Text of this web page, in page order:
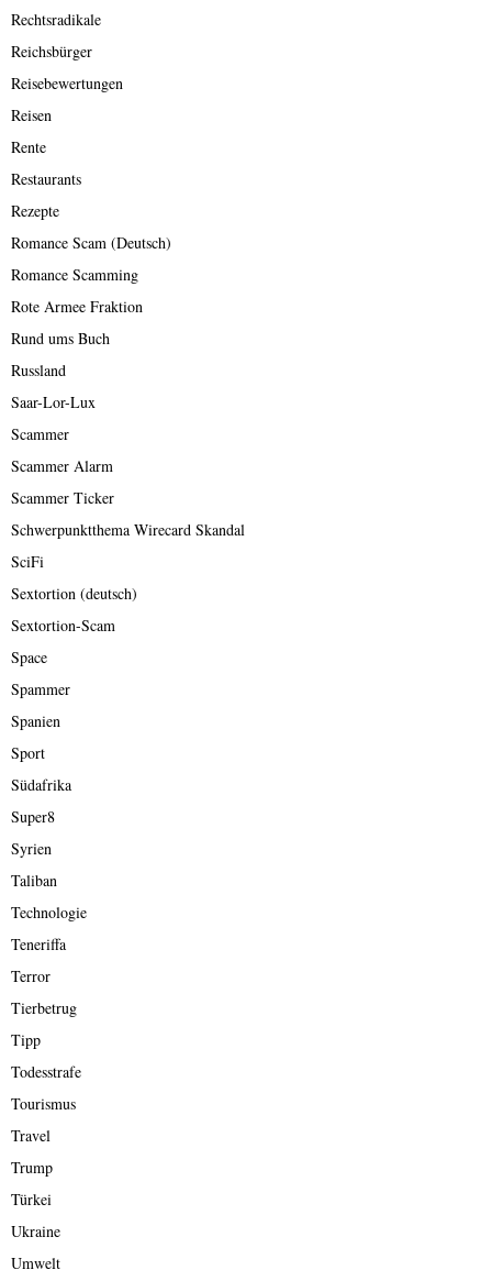
Rechtsradikale
Reichsbürger
Reisebewertungen
Reisen
Rente
Restaurants
Rezepte
Romance Scam (Deutsch)
Romance Scamming
Rote Armee Fraktion
Rund ums Buch
Russland
Saar-Lor-Lux
Scammer
Scammer Alarm
Scammer Ticker
Schwerpunktthema Wirecard Skandal
SciFi
Sextortion (deutsch)
Sextortion-Scam
Space
Spammer
Spanien
Sport
Südafrika
Super8
Syrien
Taliban
Technologie
Teneriffa
Terror
Tierbetrug
Tipp
Todesstrafe
Tourismus
Travel
Trump
Türkei
Ukraine
Umwelt